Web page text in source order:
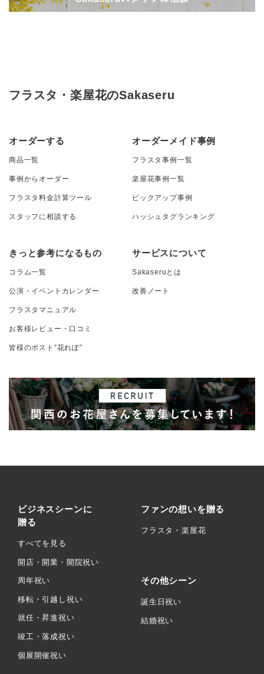
フラスタ・楽屋花のSakaseru
オーダーする
商品一覧
事例からオーダー
フラスタ料金計算ツール
スタッフに相談する
オーダーメイド事例
フラスタ事例一覧
楽屋花事例一覧
ピックアップ事例
ハッシュタグランキング
きっと参考になるもの
コラム一覧
公演・イベントカレンダー
フラスタマニュアル
お客様レビュー・口コミ
皆様のポスト”花れぽ”
サービスについて
Sakaseruとは
改善ノート
ビジネスシーンに
贈る
すべてを見る
開店・開業・開院祝い
周年祝い
移転・引越し祝い
就任・昇進祝い
竣工・落成祝い
個展開催祝い
ファンの想いを贈る
フラスタ・楽屋花
その他シーン
誕生日祝い
結婚祝い